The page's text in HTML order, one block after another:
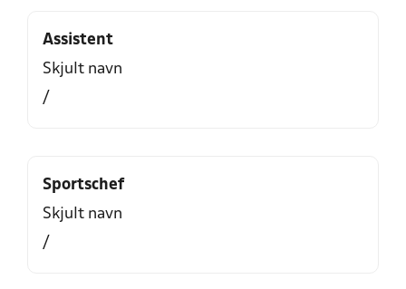
Assistent
Skjult navn
/
Sportschef
Skjult navn
/